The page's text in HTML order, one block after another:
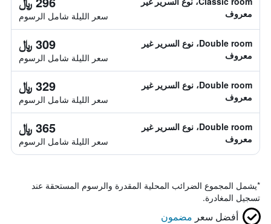
معروف
سعر الليلة شامل الرسوم
Double room، نوع السرير غير
معروف
309 ﷼
سعر الليلة شامل الرسوم
Double room، نوع السرير غير
معروف
329 ﷼
سعر الليلة شامل الرسوم
Double room، نوع السرير غير
معروف
365 ﷼
سعر الليلة شامل الرسوم
*يشمل المجموع الضرائب المحلية المقدرة والرسوم المستحقة عند
تسجيل المغادرة.
أفضل سعر مضمون